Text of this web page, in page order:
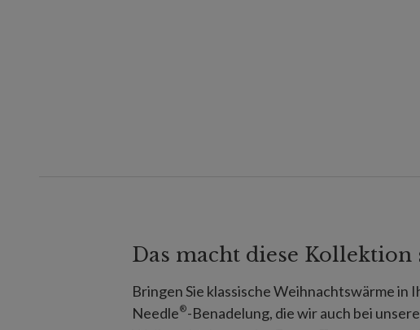
Das macht diese Kollektion
Bringen Sie klassische Weihnachtswärme in
Needle®-Benadelung, die wir auch bei